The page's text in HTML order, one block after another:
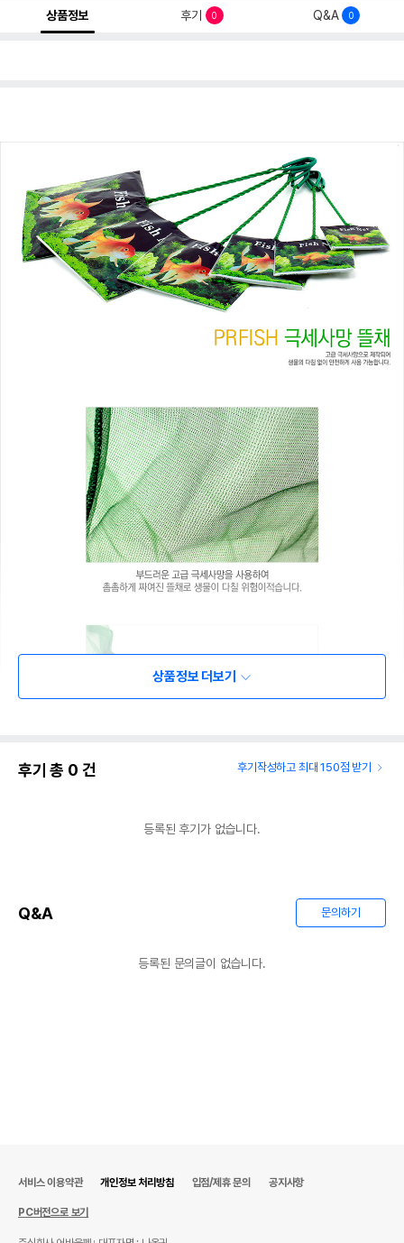
상품정보 후기 0 Q&A 0
상품정보 더보기
후기 총 0 건 후기작성하고 최대 150점 받기
등록된 후기가 없습니다.
Q&A 문의하기
등록된 문의글이 없습니다.
서비스 이용약관 개인정보 처리방침 입점/제휴 문의 공지사항
PC버전으로 보기